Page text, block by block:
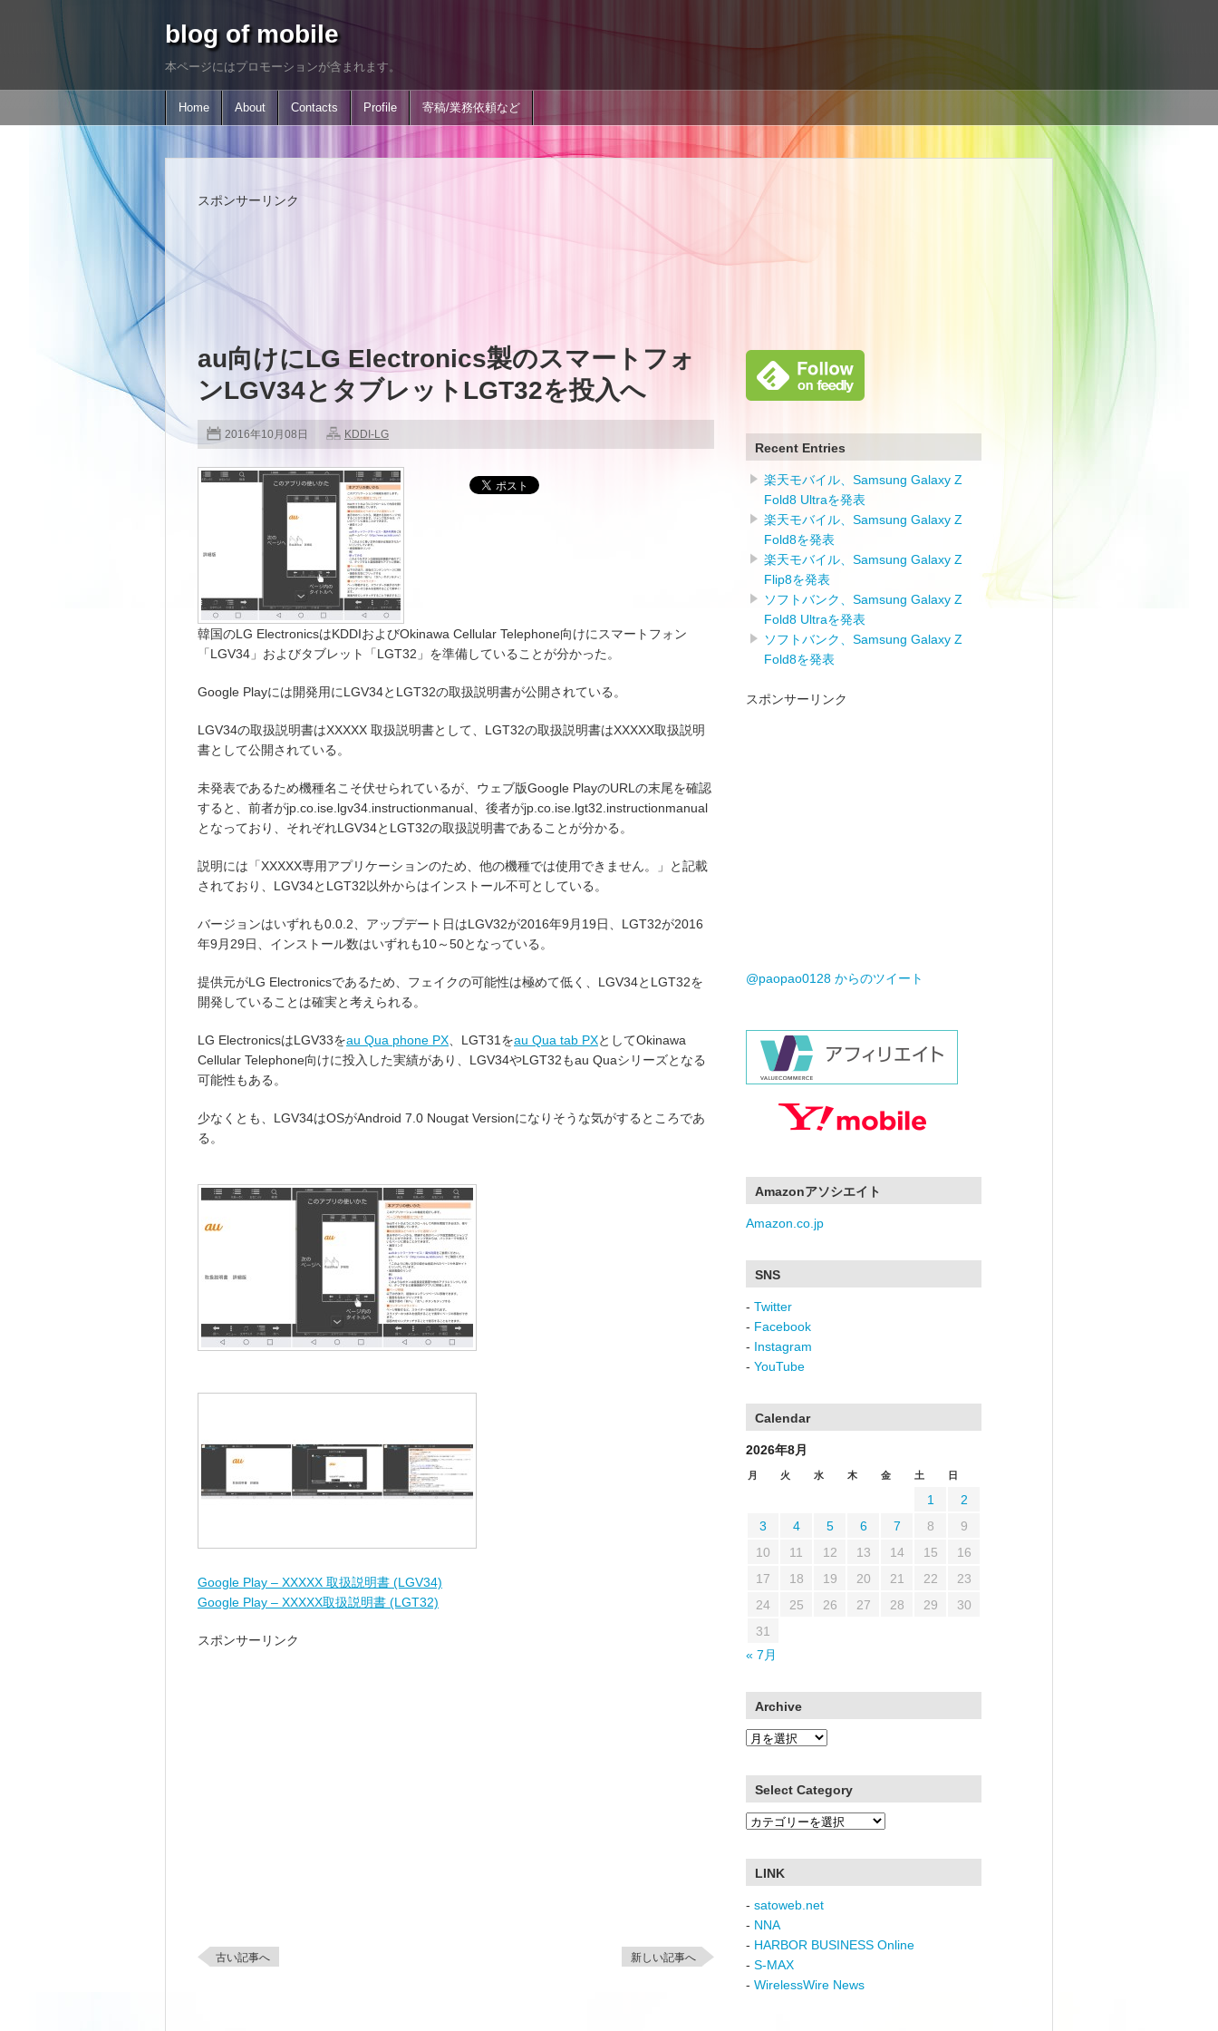
blog of mobile
本ページにはプロモーションが含まれます。
Home About Contacts Profile 寄稿/業務依頼など
スポンサーリンク
au向けにLG Electronics製のスマートフォ
ンLGV34とタブレットLGT32を投入へ
2016年10月08日 KDDI-LG
韓国のLG ElectronicsはKDDIおよびOkinawa Cellular Telephone向けにスマートフォン
「LGV34」およびタブレット「LGT32」を準備していることが分かった。
Google Playには開発用にLGV34とLGT32の取扱説明書が公開されている。
LGV34の取扱説明書はXXXXX 取扱説明書として、LGT32の取扱説明書はXXXXX取扱説明
書として公開されている。
未発表であるため機種名こそ伏せられているが、ウェブ版Google PlayのURLの末尾を確認
すると、前者がjp.co.ise.lgv34.instructionmanual、後者がjp.co.ise.lgt32.instructionmanual
となっており、それぞれLGV34とLGT32の取扱説明書であることが分かる。
説明には「XXXXX専用アプリケーションのため、他の機種では使用できません。」と記載
されており、LGV34とLGT32以外からはインストール不可としている。
バージョンはいずれも0.0.2、アップデート日はLGV32が2016年9月19日、LGT32が2016
年9月29日、インストール数はいずれも10～50となっている。
提供元がLG Electronicsであるため、フェイクの可能性は極めて低く、LGV34とLGT32を
開発していることは確実と考えられる。
LG ElectronicsはLGV33をau Qua phone PX 、LGT31をau Qua tab PXとしてOkinawa
Cellular Telephone向けに投入した実績があり、LGV34やLGT32もau Quaシリーズとなる
可能性もある。
少なくとも、LGV34はOSがAndroid 7.0 Nougat Versionになりそうな気がするところであ
る。
Google Play – XXXXX 取扱説明書 (LGV34)
Google Play – XXXXX取扱説明書 (LGT32)
スポンサーリンク
古い記事へ 新しい記事へ
Recent Entries
楽天モバイル、Samsung Galaxy Z
Fold8 Ultraを発表
楽天モバイル、Samsung Galaxy Z
Fold8を発表
楽天モバイル、Samsung Galaxy Z
Flip8を発表
ソフトバンク、Samsung Galaxy Z
Fold8 Ultraを発表
ソフトバンク、Samsung Galaxy Z
Fold8を発表
スポンサーリンク
@paopao0128 からのツイート
Amazonアソシエイト
Amazon.co.jp
SNS
- Twitter
- Facebook
- Instagram
- YouTube
Calendar
2026年8月
月 火 水 木 金 土 日
1
2
3
4 5 6 7 8
9
10
11 12 13 14 15
16
17
18 19 20 21 22
23
24
25 26 27 28 29
30
31
« 7月
Archive
Archive
Select Category
Select
LINK
- satoweb.net
- NNA
- HARBOR BUSINESS Online
- S-MAX
- WirelessWire News